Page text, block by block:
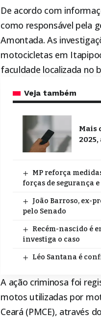
De acordo com
como responsável pela
Amontada. As
motocicletas em
faculdade localizada no
Veja também
Mais
MP reforça
forças de segurança
João Barroso, ex-
pelo Senado
Recém-nascido é
investiga o caso
Léo Santana é
A ação criminosa foi
motos utilizadas por
Ceará (PMCE), através